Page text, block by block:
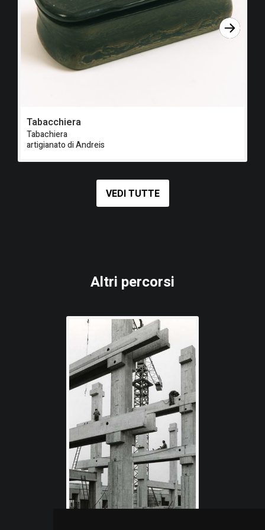
Tabacchiera
Tabachiera
artigianato di Andreis
VEDI TUTTE
Altri percorsi